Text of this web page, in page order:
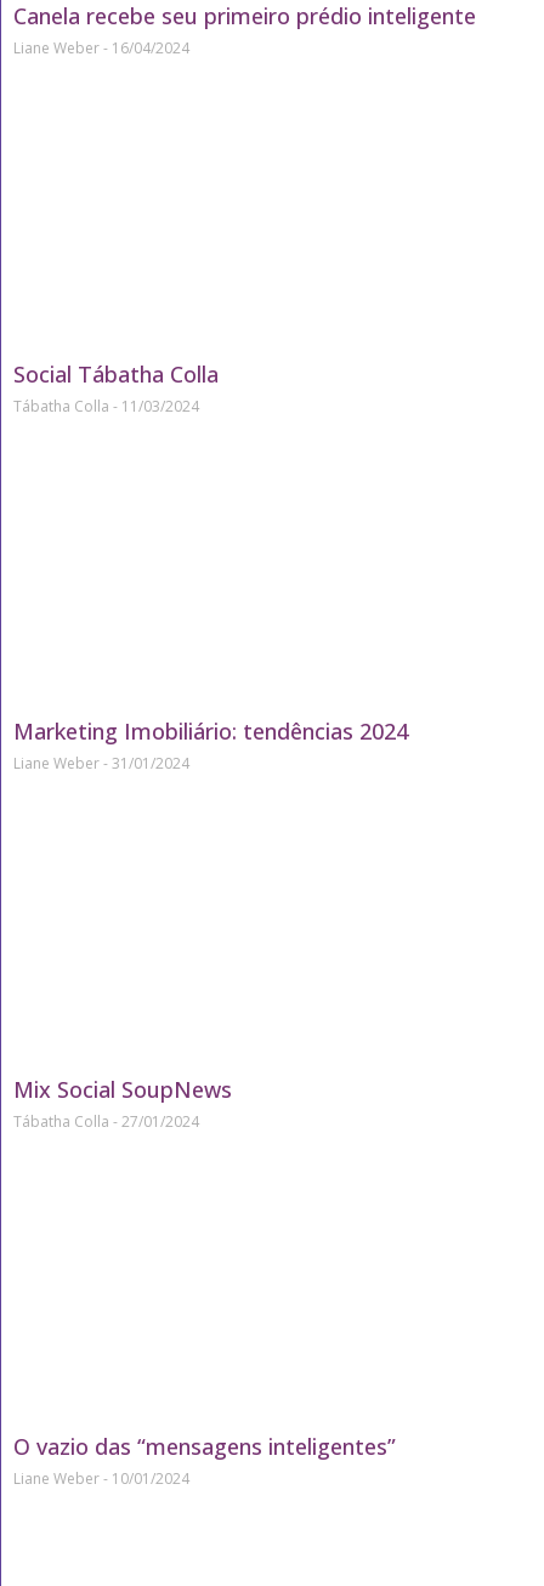
Canela recebe seu primeiro prédio inteligente
Liane Weber 16/04/2024
Social Tábatha Colla
Tábatha Colla 11/03/2024
Marketing Imobiliário: tendências 2024
Liane Weber 31/01/2024
Mix Social SoupNews
Tábatha Colla 27/01/2024
O vazio das “mensagens inteligentes”
Liane Weber 10/01/2024